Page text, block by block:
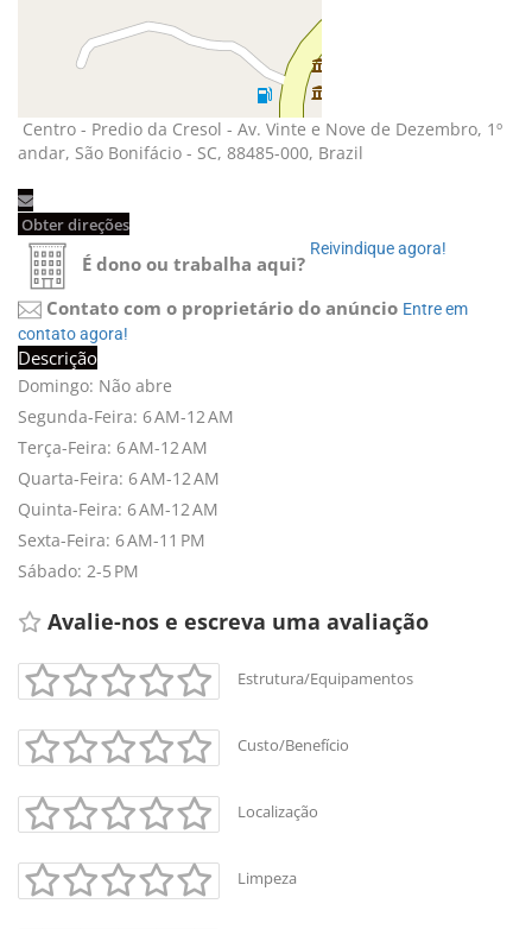
+-
Leaflet
Centro - Predio da Cresol - Av. Vinte e Nove de Dezembro, 1º
andar, São Bonifácio - SC, 88485-000, Brazil
Obter direções
É dono ou trabalha aqui?
Reivindique agora!
Contato com o proprietário do anúncio Entre em
contato agora!
Descrição
Domingo: Não abre
Segunda-Feira: 6 AM-12 AM
Terça-Feira: 6 AM-12 AM
Quarta-Feira: 6 AM-12 AM
Quinta-Feira: 6 AM-12 AM
Sexta-Feira: 6 AM-11 PM
Sábado: 2-5 PM
Avalie-nos e escreva uma avaliação
Estrutura/Equipamentos
Custo/Benefício
Localização
Limpeza